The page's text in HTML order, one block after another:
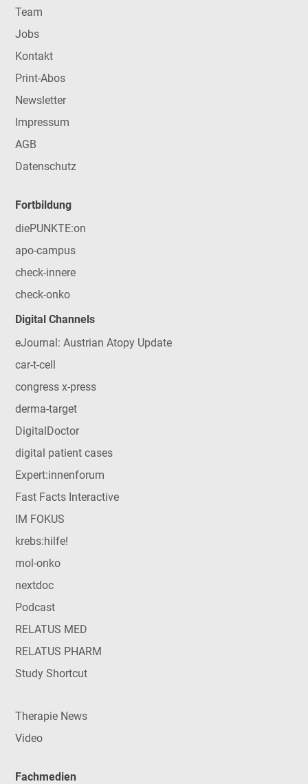
Team
Jobs
Kontakt
Print-Abos
Newsletter
Impressum
AGB
Datenschutz
Fortbildung
diePUNKTE:on
apo-campus
check-innere
check-onko
Digital Channels
eJournal: Austrian Atopy Update
car-t-cell
congress x-press
derma-target
DigitalDoctor
digital patient cases
Expert:innenforum
Fast Facts Interactive
IM FOKUS
krebs:hilfe!
mol-onko
nextdoc
Podcast
RELATUS MED
RELATUS PHARM
Study Shortcut
Therapie News
Video
Fachmedien